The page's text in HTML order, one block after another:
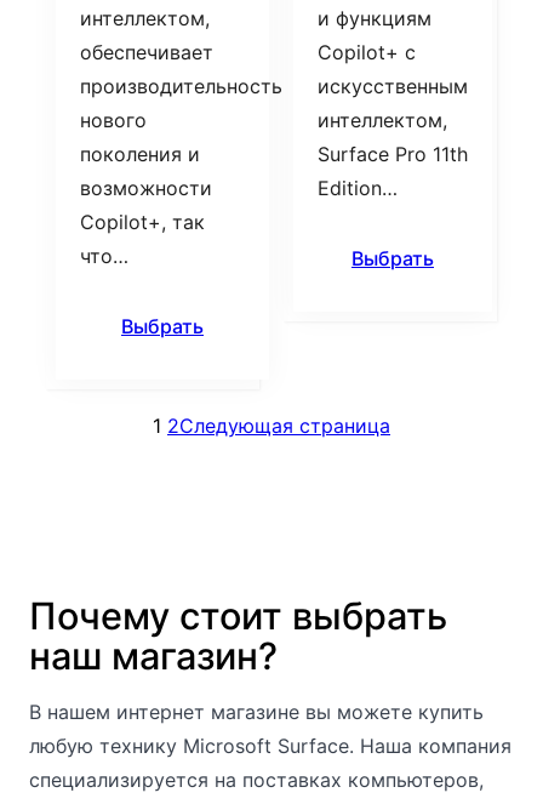
интеллектом,
обеспечивает
производительность
нового
поколения и
возможности
Copilot+, так
что…
Выбрать
и функциям
Copilot+ с
искусственным
интеллектом,
Surface Pro 11th
Edition…
Выбрать
1 2Следующая страница
Почему стоит выбрать
наш магазин?
В нашем интернет магазине вы можете купить
любую технику Microsoft Surface. Наша компания
специализируется на поставках компьютеров,